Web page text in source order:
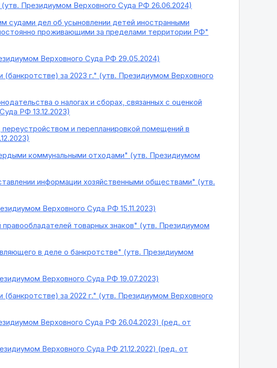
Президиумом Верховного Суда РФ 26.06.2024)
судами дел об усыновлении детей иностранными
проживающими за пределами территории РФ"
Верховного Суда РФ 29.05.2024)
за 2023 г." (утв. Президиумом Верховного
о налогах и сборах, связанных с оценкой
РФ 13.12.2023)
и перепланировкой помещений в
коммунальными отходами" (утв. Президиумом
информации хозяйственными обществами" (утв.
Верховного Суда РФ 15.11.2023)
товарных знаков" (утв. Президиумом
в деле о банкротстве" (утв. Президиумом
Верховного Суда РФ 19.07.2023)
за 2022 г." (утв. Президиумом Верховного
Верховного Суда РФ 26.04.2023) (ред. от
Верховного Суда РФ 21.12.2022) (ред. от